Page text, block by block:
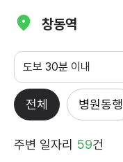
창동역
도보 30분 이내
전체 병원동행
주변 일자리 59건